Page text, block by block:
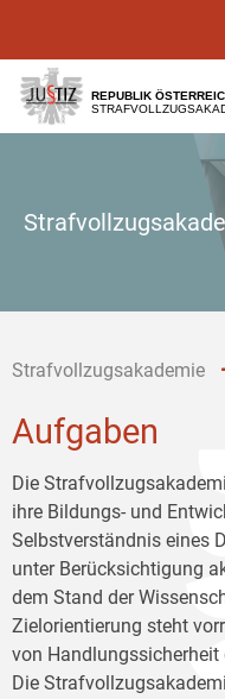
[1]
[2]
[3]
REPUBLIK
Strafvollzugsakademie
Aufgaben
Die
ihre Bildungs- und
Selbstverständnis eines
unter Berücksichtigung
dem Stand der
Zielorientierung steht
von
Die